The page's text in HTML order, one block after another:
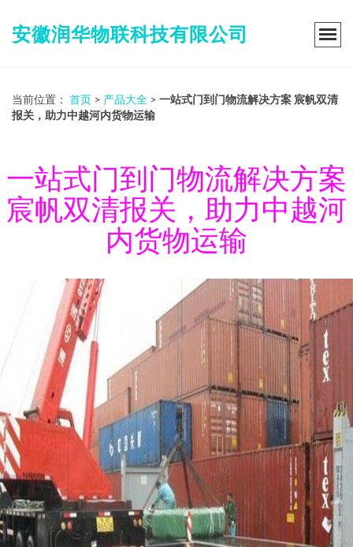
安徽润华物联科技有限公司
当前位置： 首页 > 产品大全 > 一站式门到门物流解决方案 宸帆双清
报关，助力中越河内货物运输
一站式门到门物流解决方案
宸帆双清报关，助力中越河
内货物运输